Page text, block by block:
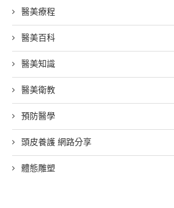
醫美療程
醫美百科
醫美知識
醫美衛教
預防醫學
頭皮養護 網路分享
體態雕塑